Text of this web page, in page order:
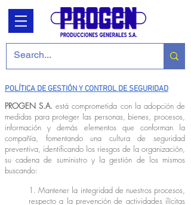
POLÍTICA DE GESTIÓN Y CONTROL DE SEGURIDAD
PROGEN S.A. está comprometida con la adopción de
medidas para proteger las personas, bienes, procesos,
información y demás elementos que conforman la
compañía, fomentando una cultura de seguridad
preventiva, identificando los riesgos de la organización,
su cadena de suministro y la gestión de los mismos
buscando:
1. Mantener la integridad de nuestros procesos,
respecto a la prevención de actividades ilícitas